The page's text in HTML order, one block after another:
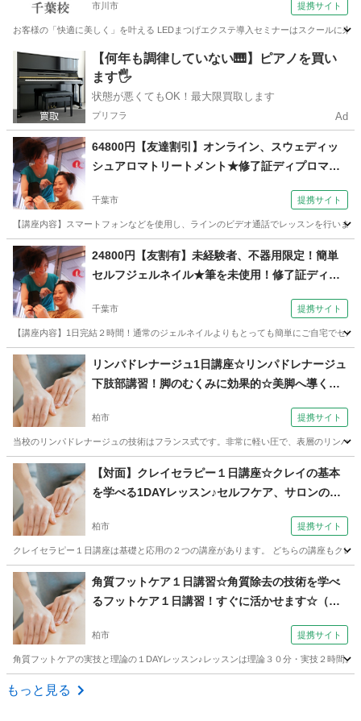
校）
市川市 提携サイト
お客様の「快適に美しく」を叶える LEDまつげエクステ導入セミナーはスクールに
千葉 市川市 メイク
【何年も調律していない🎹】ピアノを買い
ます🖐️
状態が悪くてもOK！最大限買取します
プリフラ Ad
64800円【友達割引】オンライン、スウェディッ
シュアロマトリートメント★修了証ディプロマ、
千葉校）
千葉市 提携サイト
【講座内容】スマートフォンなどを使用し、ラインのビデオ通話でレッスンを行い
千葉 千葉市 アロマ
24800円【友割有】未経験者、不器用限定！簡単
セルフジェルネイル★筆を未使用！修了証ディプ
千葉校）
千葉市 提携サイト
【講座内容】1日完結２時間！通常のジェルネイルよりもとっても簡単にご自宅でセ
千葉 千葉市 ネイル
リンパドレナージュ1日講座☆リンパドレナージュ
下肢部講習！脚のむくみに効果的☆美脚へ導く技
クセーションアカデミー 千葉・柏校）
柏市 提携サイト
当校のリンパドレナージュの技術はフランス式です。非常に軽い圧で、表層のリンパ
千葉 柏市 エステ
【対面】クレイセラピー１日講座☆クレイの基本
を学べる1DAYレッスン♪セルフケア、サロンのプ
セーションアカデミー 千葉・柏校）
柏市 提携サイト
クレイセラピー１日講座は基礎と応用の２つの講座があります。 どちらの講座もク
千葉 柏市 マッサージ
角質フットケア１日講習☆角質除去の技術を学べ
るフットケア１日講習！すぐに活かせます☆（セ
アカデミー 千葉・柏校）
柏市 提携サイト
角質フットケアの実技と理論の１DAYレッスン♪レッスンは理論３０分・実技２時間
千葉 柏市
もっと見る